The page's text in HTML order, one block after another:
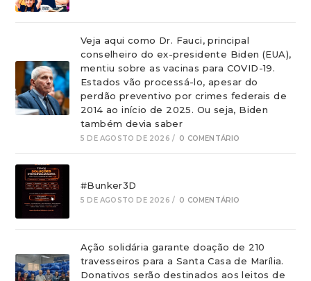
Veja aqui como Dr. Fauci, principal
conselheiro do ex-presidente Biden (EUA),
mentiu sobre as vacinas para COVID-19.
Estados vão processá-lo, apesar do
perdão preventivo por crimes federais de
2014 ao início de 2025. Ou seja, Biden
também devia saber
5 DE AGOSTO DE 2026 / 0 COMENTÁRIO
#Bunker3D
5 DE AGOSTO DE 2026 / 0 COMENTÁRIO
Ação solidária garante doação de 210
travesseiros para a Santa Casa de Marília.
Donativos serão destinados aos leitos de